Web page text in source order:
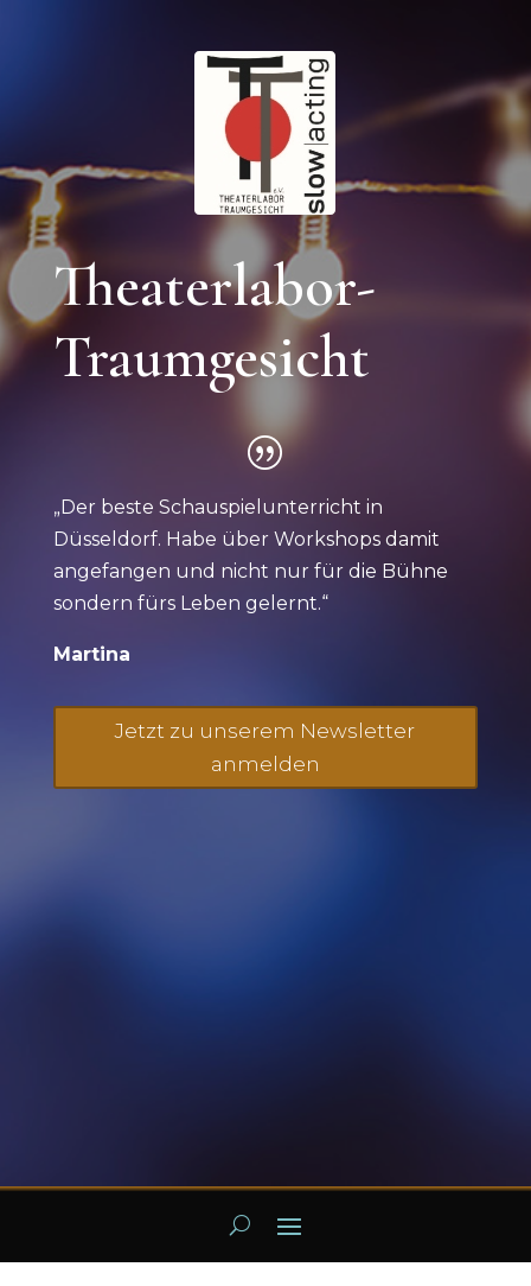
Theaterlabor-
Traumgesicht
|
„Der beste Schauspielunterricht in
Düsseldorf. Habe über Workshops damit
angefangen und nicht nur für die Bühne
sondern fürs Leben gelernt.“
Martina
Jetzt zu unserem Newsletter
anmelden